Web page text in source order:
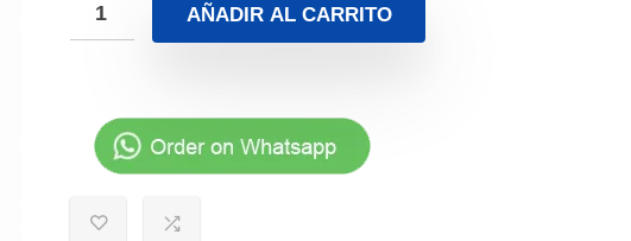
AÑADIR AL CARRITO